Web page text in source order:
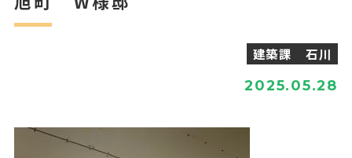
建築課 石川
2025.05.28